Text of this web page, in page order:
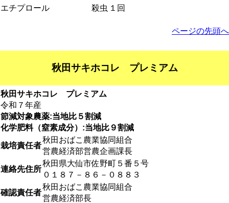
エチプロール
殺虫 １回
ページの先頭へ
秋田サキホコレ プレミアム
秋田サキホコレ プレミアム
令和７年産
節減対象農薬:当地比５割減
化学肥料（窒素成分）:当地比９割減
栽培責任者
秋田おばこ農業協同組合
営農経済部営農企画課長
連絡先住所
秋田県大仙市佐野町５番５号
０１８７－８６－０８８３
確認責任者
秋田おばこ農業協同組合
営農経済部長